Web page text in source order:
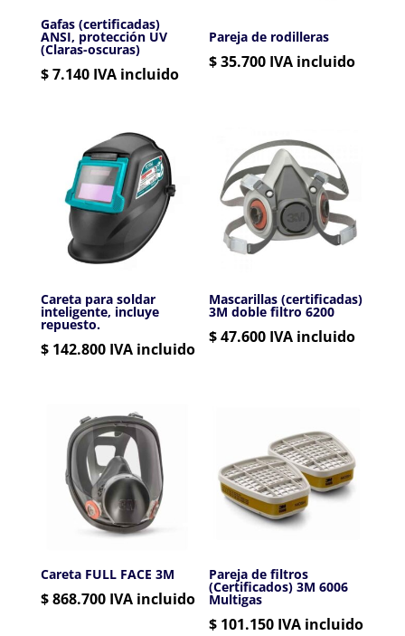
Gafas (certificadas)
ANSI, protección UV
(Claras-oscuras)
$7.140 IVA incluido
Pareja de rodilleras
$35.700 IVA incluido
Careta para soldar
inteligente, incluye
repuesto.
$142.800 IVA incluido
Mascarillas (certificadas)
3M doble filtro 6200
$47.600 IVA incluido
Careta FULL FACE 3M
$868.700 IVA incluido
Pareja de filtros
(Certificados) 3M 6006
Multigas
$ 101.150 IVA incluido